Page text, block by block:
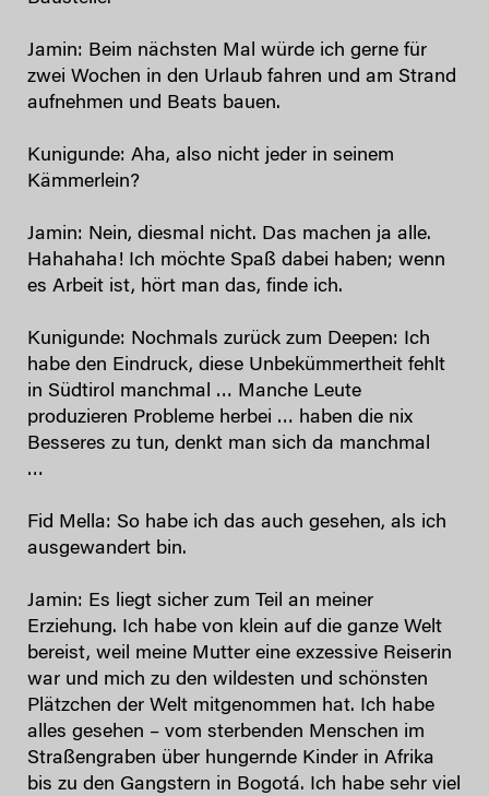
Jamin: Beim nächsten Mal würde ich gerne für
zwei Wochen in den Urlaub fahren und am Strand
aufnehmen und Beats bauen.
Kunigunde: Aha, also nicht jeder in seinem
Kämmerlein?
Jamin: Nein, diesmal nicht. Das machen ja alle.
Hahahaha! Ich möchte Spaß dabei haben; wenn
es Arbeit ist, hört man das, finde ich.
Kunigunde: Nochmals zurück zum Deepen: Ich
habe den Eindruck, diese Unbekümmertheit fehlt
in Südtirol manchmal … Manche Leute
produzieren Probleme herbei … haben die nix
Besseres zu tun, denkt man sich da manchmal
…
Fid Mella: So habe ich das auch gesehen, als ich
ausgewandert bin.
Jamin: Es liegt sicher zum Teil an meiner
Erziehung. Ich habe von klein auf die ganze Welt
bereist, weil meine Mutter eine exzessive Reiserin
war und mich zu den wildesten und schönsten
Plätzchen der Welt mitgenommen hat. Ich habe
alles gesehen – vom sterbenden Menschen im
Straßengraben über hungernde Kinder in Afrika
bis zu den Gangstern in Bogotá. Ich habe sehr viel